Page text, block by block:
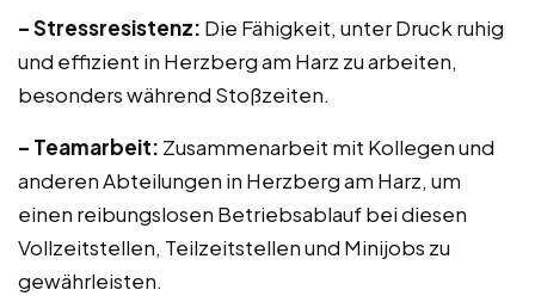
– Stressresistenz: Die Fähigkeit, unter Druck ruhig
und effizient in Herzberg am Harz zu arbeiten,
besonders während Stoßzeiten.
– Teamarbeit: Zusammenarbeit mit Kollegen und
anderen Abteilungen in Herzberg am Harz, um
einen reibungslosen Betriebsablauf bei diesen
Vollzeitstellen, Teilzeitstellen und Minijobs zu
gewährleisten.